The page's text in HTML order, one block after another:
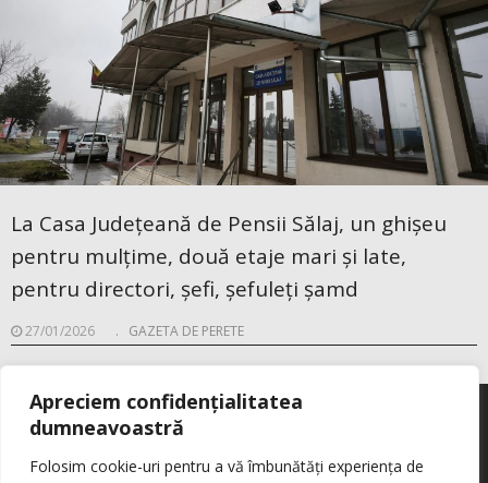
Apreciem confidențialitatea
dumneavoastră
Folosim cookie-uri pentru a vă îmbunătăți experiența de
La Casa Județeană de Pensii Sălaj, un ghișeu
pentru mulțime, două etaje mari și late,
pentru directori, șefi, șefuleți șamd
27/01/2026 . GAZETA DE PERETE